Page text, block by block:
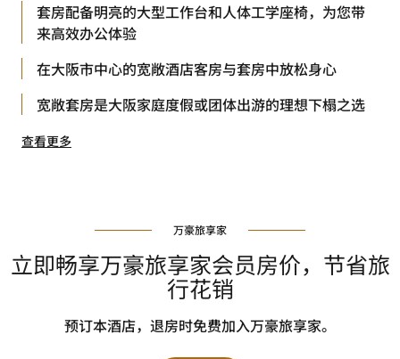
套房配备明亮的大型工作台和人体工学座椅，为您带
来高效办公体验
在大阪市中心的宽敞酒店客房与套房中放松身心
宽敞套房是大阪家庭度假或团体出游的理想下榻之选
查看更多
万豪旅享家
立即畅享万豪旅享家会员房价，节省旅
行花销
预订本酒店，退房时免费加入万豪旅享家。